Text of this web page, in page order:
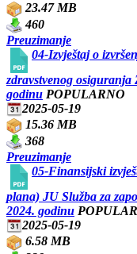
23.47 MB
460
Preuzimanje
04-Izvještaj o
zdravstvenog osiguranja
godinu POPULARNO
2025-05-19
15.36 MB
368
Preuzimanje
05-Finansijski
plana) JU Služba za
2024. godinu
2025-05-19
6.58 MB